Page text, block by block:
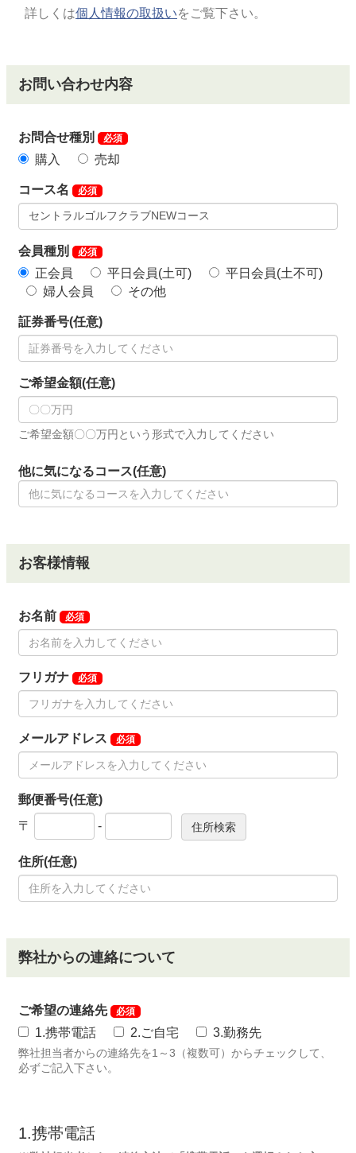
詳しくは個人情報の取扱いをご覧下さい。
お問い合わせ内容
お問合せ種別 必須
購入 売却
コース名 必須
会員種別 必須
正会員 平日会員(土可)
平日会員(土不可)
婦人会員
その他
証券番号(任意)
ご希望金額(任意)
ご希望金額〇〇万円という形式で入力してください
他に気になるコース(任意)
お客様情報
お名前 必須
フリガナ 必須
メールアドレス 必須
郵便番号(任意)
〒
-
住所(任意)
弊社からの連絡について
ご希望の連絡先 必須
1.携帯電話 2.ご自宅 3.勤務先
弊社担当者からの連絡先を1～3（複数可）からチェックして、
必ずご記入下さい。
1.携帯電話